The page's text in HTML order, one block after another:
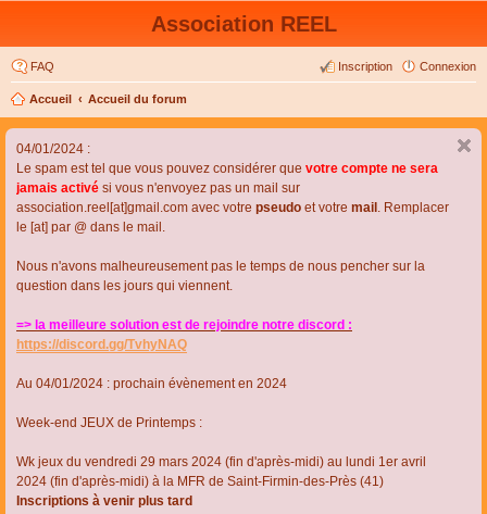
Association REEL
FAQ Connexion
Inscription
Accueil Accueil du forum
04/01/2024 :
Le spam est tel que vous pouvez considérer que votre compte ne sera
jamais activé si vous n'envoyez pas un mail sur
association.reel[at]gmail.com avec votre pseudo et votre mail . Remplacer
le [at] par @ dans le mail.
Nous n'avons malheureusement pas le temps de nous pencher sur la
question dans les jours qui viennent.
=> la meilleure solution est de rejoindre notre discord :
https://discord.gg/TvhyNAQ
Au 04/01/2024 : prochain évènement en 2024
Week-end JEUX de Printemps :
Wk jeux du vendredi 29 mars 2024 (fin d'après-midi) au lundi 1er avril
2024 (fin d'après-midi) à la MFR de Saint-Firmin-des-Près (41)
Inscriptions à venir plus tard